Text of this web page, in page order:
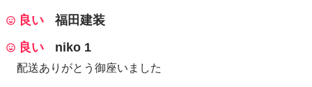
良い
福田建装
良い
niko 1
配送ありがとう御座いました